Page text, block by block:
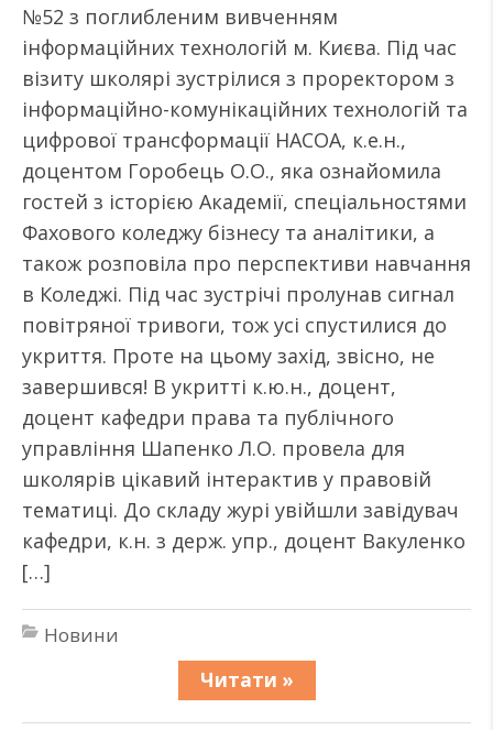
№52 з поглибленим вивченням
інформаційних технологій м. Києва. Під час
візиту школярі зустрілися з проректором з
інформаційно-комунікаційних технологій та
цифрової трансформації НАСОА, к.е.н.,
доцентом Горобець О.О., яка ознайомила
гостей з історією Академії, спеціальностями
Фахового коледжу бізнесу та аналітики, а
також розповіла про перспективи навчання
в Коледжі. Під час зустрічі пролунав сигнал
повітряної тривоги, тож усі спустилися до
укриття. Проте на цьому захід, звісно, не
завершився! В укритті к.ю.н., доцент,
доцент кафедри права та публічного
управління Шапенко Л.О. провела для
школярів цікавий інтерактив у правовій
тематиці. До складу журі увійшли завідувач
кафедри, к.н. з держ. упр., доцент Вакуленко
[…]
Новини
Читати »